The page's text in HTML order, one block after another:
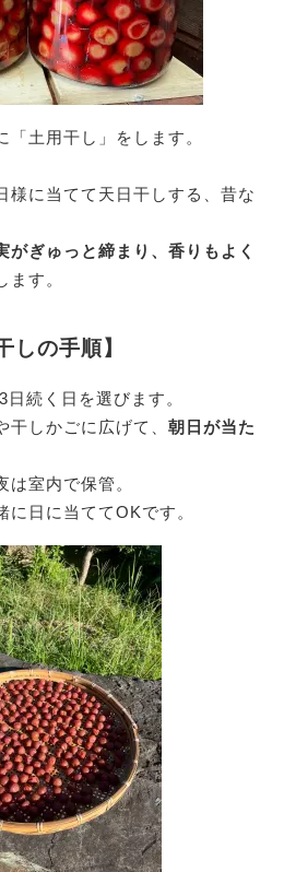
土用干し」をします。
様に当てて天日干しする、昔な
がぎゅっと締まり、香りもよく
ます。
しの手順】
続く日を選びます。
干しかごに広げて、朝日が当た
室内で保管。
日に当ててOKです。